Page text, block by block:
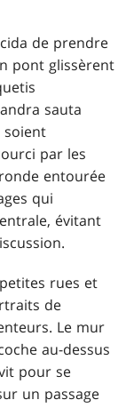
de prendre
pont glissèrent
sauta
soient
par les
entourée
qui
évitant
rues et
de
Le mur
au-dessus
pour se
un passage